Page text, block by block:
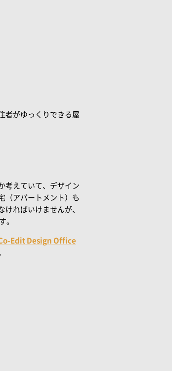
者がゆっくりできる屋
考えていて、デザイン
（アパートメント）も
ればいけませんが、
。
Edit Design Office